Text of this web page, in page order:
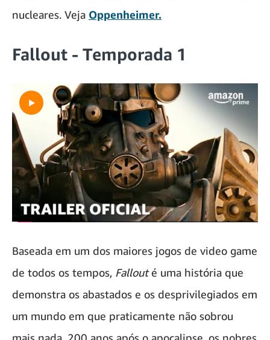
nucleares. Veja Oppenheimer.
Fallout - Temporada 1
Baseada em um dos maiores jogos de video game
de todos os tempos, Fallouté uma história que
demonstra os abastados e os desprivilegiados em
um mundo em que praticamente não sobrou